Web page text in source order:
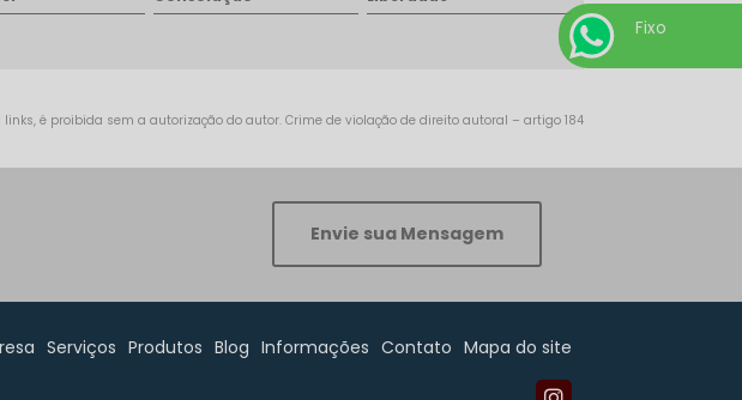
é proibida sem a autorização do autor. Crime de violação de direito autoral – artigo 184
Envie sua Mensagem
Serviços Produtos Blog Informações Contato Mapa do site
Fixo